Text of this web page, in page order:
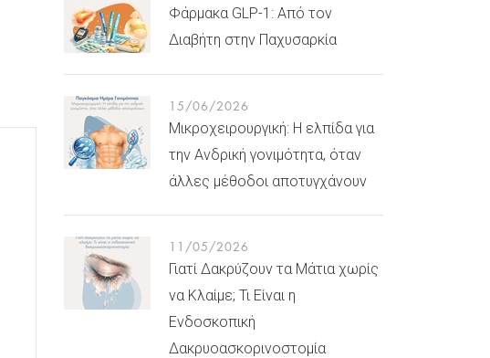
Φάρμακα GLP-1: Από τον
Διαβήτη στην Παχυσαρκία
15/06/2026
Μικροχειρουργική: Η ελπίδα για
την Ανδρική γονιμότητα, όταν
άλλες μέθοδοι αποτυγχάνουν
11/05/2026
Γιατί Δακρύζουν τα Μάτια χωρίς
να Κλαίμε; Τι Είναι η
Ενδοσκοπική
Δακρυοασκορινοστομία